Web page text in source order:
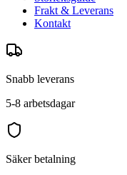
Frakt & Leverans
Kontakt
Snabb leverans
5-8 arbetsdagar
Säker betalning